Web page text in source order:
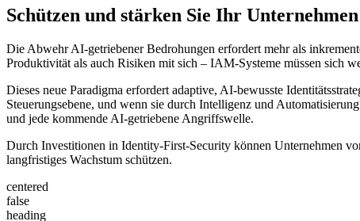
Schützen und stärken Sie Ihr Unternehmen
Die Abwehr AI-getriebener Bedrohungen erfordert mehr als
Produktivität als auch Risiken mit sich – IAM-Systeme müssen sich
Dieses neue Paradigma erfordert adaptive, AI-bewusste
Steuerungsebene, und wenn sie durch Intelligenz und
und jede kommende AI-getriebene Angriffswelle.
Durch Investitionen in Identity-First-Security können Unternehmen
langfristiges Wachstum schützen.
centered
false
heading